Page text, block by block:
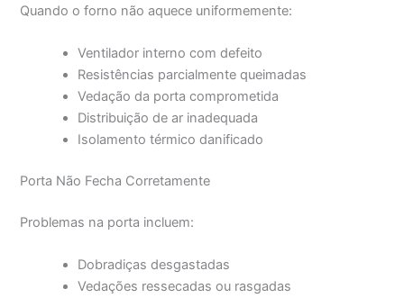
Quando o forno não aquece uniformemente:
Ventilador interno com defeito
Resistências parcialmente queimadas
Vedação da porta comprometida
Distribuição de ar inadequada
Isolamento térmico danificado
Porta Não Fecha Corretamente
Problemas na porta incluem:
Dobradiças desgastadas
Vedações ressecadas ou rasgadas